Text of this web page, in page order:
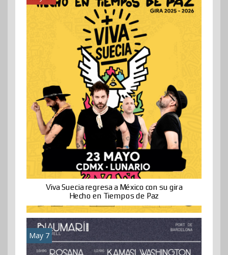
Viva Suecia regresa a México con su gira
Hecho en Tiempos de Paz
May 7